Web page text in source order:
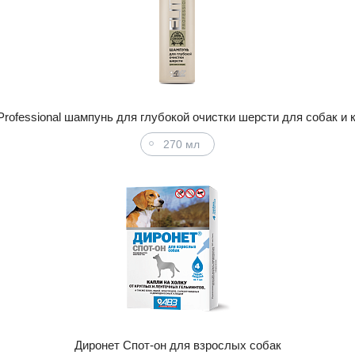
шампунь для глубокой очистки шерсти для собак и
270 мл
Диронет Спот-он для взрослых собак